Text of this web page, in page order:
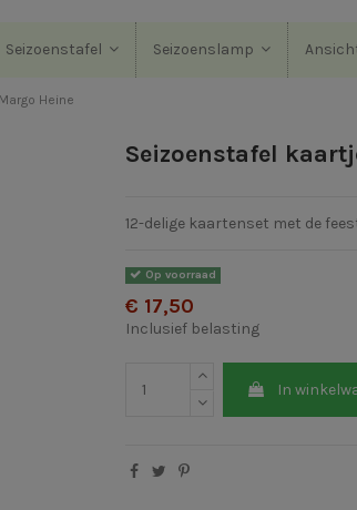
Seizoenstafel Seizoenslamp
Heine
Seizoenstafel
12-delige kaartenset met de
Op voorraad
€ 17,50
Inclusief belasting
In